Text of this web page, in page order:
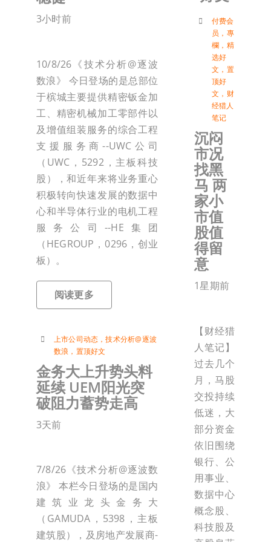
3小时前
10/8/26《技术分析@逐波
数浪》 今日登场的是总部位
于槟城主要提供精密钣金加
工、精密机械加工零部件以
及增值组装服务的综合工程
支援服务商--UWC公司
（UWC，5292，主板科技
股），和近年来将业务重心
积极转向快速发展的数据中
心和半导体行业的电机工程
服务公司--HE集团
（HEGROUP，0296，创业
板）。
阅读更多
上市公司动态 ，技术分析@逐波
数浪 ， 置顶好文
金务大上升势头料
延续 UEM阳光突
破阻力蓄势走高
3天前
7/8/26《技术分析@逐波数
浪》 本栏今日登场的是国内
建筑业龙头金务大
（GAMUDA，5398，主板
建筑股），及房地产发展商-
付费会
员 ， 專
欄 ， 精
选好
文 ， 置
顶好
文 ， 财
经猎人
笔记
沉闷
市况
找黑
马 两
家小
市值
股值
得留
意
1星期前
【财经猎
人笔记】
过去几个
月，马股
交投持续
低迷，大
部分资金
依旧围绕
银行、公
用事业、
数据中心
概念股、
科技股及